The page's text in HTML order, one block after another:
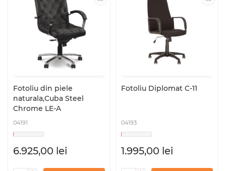
Fotoliu din piele
naturala,Cuba Steel
Chrome LE-A
04191
6.925,00 lei
Fotoliu Diplomat C-11
04193
1.995,00 lei